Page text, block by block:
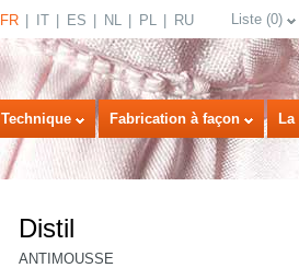
FR IT ES NL PL RU Liste (0)
Technique Fabrication à façon
Distil
ANTIMOUSSE